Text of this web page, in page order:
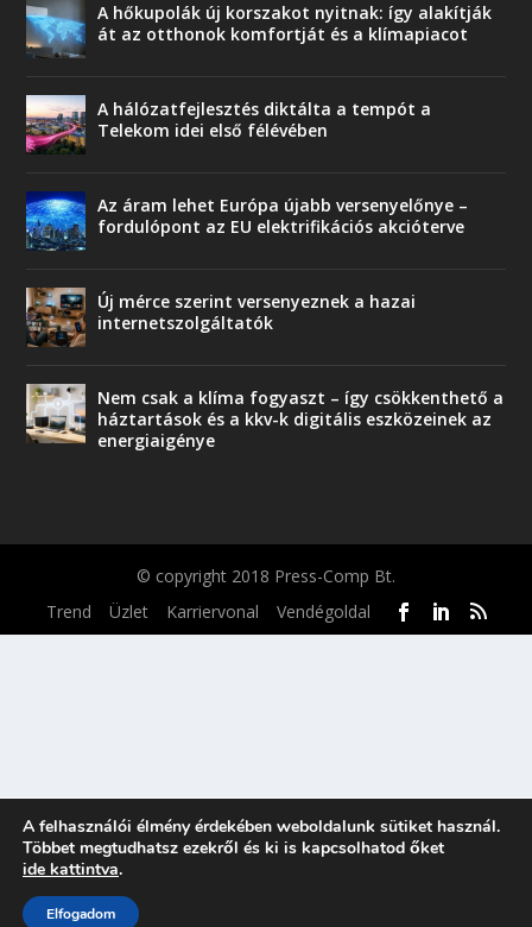
A hőkupolák új korszakot nyitnak: így alakítják
át az otthonok komfortját és a klímapiacot
A hálózatfejlesztés diktálta a tempót a
Telekom idei első félévében
Az áram lehet Európa újabb versenyelőnye –
fordulópont az EU elektrifikációs akcióterve
Új mérce szerint versenyeznek a hazai
internetszolgáltatók
Nem csak a klíma fogyaszt – így csökkenthető a
háztartások és a kkv-k digitális eszközeinek az
energiaigénye
© copyright 2018 Press-Comp Bt.
Trend
Üzlet Karriervonal Vendégoldal
A felhasználói élmény érdekében weboldalunk sütiket használ.
Többet megtudhatsz ezekről és ki is kapcsolhatod őket
ide kattintva.
Elfogadom